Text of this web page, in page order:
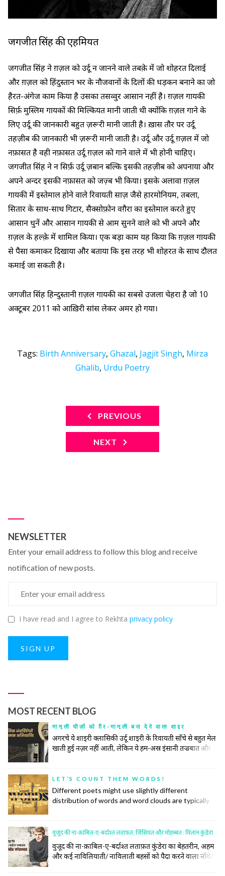
जगजीत सिंह की एहमियत
जगजीत सिंह ने ग़ज़ल को उर्दू न जानने वाले तबक़े में जो शोहरत दिलाई
और ग़ज़ल को हिंदुस्तान भर के नौजवानों के दिलों की धड़कन बनाने का जो
हैरत-अंगेज काम किया है उसका तसव्वुर आसान नहीं है। ग़ज़ल गायकी
सिर्फ़ मुस्लिम गायकों की मिल्कियत मानी जाती थी क्योंकि ग़ज़ल गाने के
लिए उर्दू की जानकारी बहुत ज़रूरी मानी जाती है। ख़ास तौर पर उर्दू
तहज़ीब की जानकारी भी ज़रूरी मानी जाती है। उर्दू और उर्दू ग़ज़ल में जो
नफ़ासत है वही नफ़ासत उर्दू ग़ज़ल को गाने वाले में भी होनी चाहिए।
जगजीत सिंह ने न सिर्फ़ उर्दू ज़बान बल्कि इसकी तहज़ीब को अपनाया और
अपने अन्दर इसकी नफ़ासत को जज़्ब भी किया। इसके अलावा ग़ज़ल
गायकी में इस्तेमाल होने वाले रिवायती साज़ जैसे हारमोनियम, तबला,
सितार के साथ-साथ गिटार, सैक्सोफ़ोन वग़ैरा का इस्तेमाल करते हुए
आसान धुनें और आसान गायकी से आम सुनने वाले को भी अपने और
ग़ज़ल के हल्क़े में शामिल किया। एक बड़ा काम यह किया कि ग़ज़ल गायकी
से पैसा कमाकर दिखाया और बताया कि इस तरह भी शोहरत के साथ दौलत
कमाई जा सकती है।
जगजीत सिंह हिन्दुस्तानी ग़ज़ल गायकी का सबसे उजला चेहरा है जो 10
अक्टूबर 2011 को आख़िरी सांस लेकर अमर हो गया।
Tags: Birth Anniversary, Ghazal, Jagjit Singh, Mirza
Ghalib, Urdu Poetry
PREVIOUS
NEXT
NEWSLETTER
Enter your email address to follow this blog and receive
notification of new posts.
I have read and I agree to Rekhta privacy policy
SIGN UP
MOST RECENT BLOG
मामूली चीज़ों को ग़ैर-मामूली बना देने वाला शाइर
अगरचे ये शाइरी क्लासिकी उर्दू शाइरी के रिवायती साँचे से बहुत मेल
खाती हुई नज़र नहीं आती, लेकिन ये हम-अस्र इंसानी तज्रबात और
सलाहियतों के इज़हार का अमल नहीं बल्कि किसी नादीदा-ओ-
नायाब नुक्ते की तलाश, समाजी हक़ीक़तों के बयान और इंसानी वुजूद
की पेचीदा तहों को बे-नक़ाब करने का ज़रीआ है।
LET’S COUNT THEM WORDS!
Different poets might use slightly different
distribution of words and word clouds are typically
used, the bigger it is on the cloud. So, let us make
these word clouds for some prominent poets and
see if they convey some insight into their
commonalities and distinctiveness.
वुजूद की ना-क़ाबिल-ए-बर्दाश्त लताफ़त, जिंसियत और मोहब्बत : मिलान कुंडेरा
वुजूद की ना-क़ाबिल-ए-बर्दाश्त लताफ़त कुंडेरा का बेहतरीन, अहम
और कई नाविलियाती/ नाविलाती बहसों को पैदा करने वाला नॉवेल